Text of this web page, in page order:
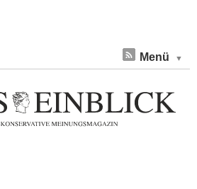
Menü